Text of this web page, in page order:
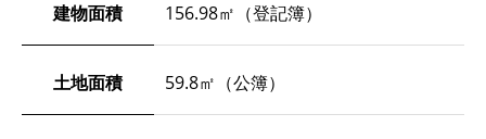
建物面積 156.98㎡（登記簿）
土地面積 59.8㎡（公簿）